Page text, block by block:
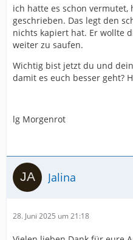
ich hatte es schon vermutet,
geschrieben. Das legt den
nichts kapiert hat. Er wollte
weiter zu saufen.
Wichtig bist jetzt du und
damit es euch besser geht?
lg Morgenrot
Jalina
28. Juni 2025 um 21:18